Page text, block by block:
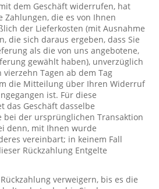
dem Geschäft widerrufen, hat
Zahlungen, die es von Ihnen
der Lieferkosten (mit Ausnahme
die sich daraus ergeben, dass Sie
als die von uns angebotene,
gewählt haben), unverzüglich
Tagen ab dem Tag
die Mitteilung über Ihren Widerruf
ist. Für diese
das Geschäft dasselbe
bei der ursprünglichen Transaktion
denn, mit Ihnen wurde
vereinbart; in keinem Fall
Rückzahlung Entgelte
verweigern, bis es die